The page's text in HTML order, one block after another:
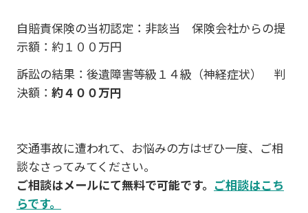
自賠責保険の当初認定：非該当 保険会社からの提
示額：約１００万円
訴訟の結果：後遺障害等級１４級（神経症状） 判
決額： 約４００万円
交通事故に遭われて、お悩みの方はぜひ一度、ご相
談なさってみてください。
ご相談はメールにて無料で可能です。 ご相談はこち
らです。